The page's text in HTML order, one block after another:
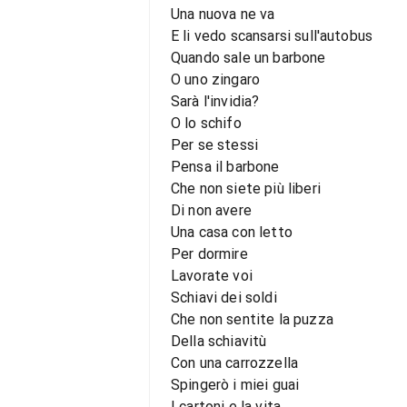
Una nuova ne va
E li vedo scansarsi sull'autobus
Quando sale un barbone
O uno zingaro
Sarà l'invidia?
O lo schifo
Per se stessi
Pensa il barbone
Che non siete più liberi
Di non avere
Una casa con letto
Per dormire
Lavorate voi
Schiavi dei soldi
Che non sentite la puzza
Della schiavitù
Con una carrozzella
Spingerò i miei guai